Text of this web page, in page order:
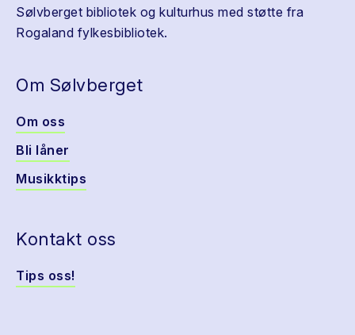
Sølvberget bibliotek og kulturhus med støtte fra
Rogaland fylkesbibliotek.
Om Sølvberget
Om oss
Bli låner
Musikktips
Kontakt oss
Tips oss!